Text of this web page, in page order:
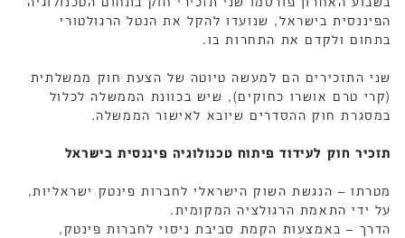
הפיננסית בישראל, שנועדו להקל את הנטל הרגולטורי
בתחום ולקדם את התחרות בו.
שני התזכירים הם למעשה טיוטה של הצעת חוק ממשלתית
(קרי טרם אושרו כחוקים), שיש בכוונת הממשלה לכלול
במסגרת חוק ההסדרים שיובא לאישור הממשלה.
תזכיר חוק לעידוד פיתוח טכנולוגיה פיננסית בישראל
מטרתו – הנגשת השוק הישראלי לחברות פינטק ישראליות,
על ידי התאמת הרגולציה המקומית.
הדרך – באמצעות הקמת סביבת ניסוי לחברות פינטק,